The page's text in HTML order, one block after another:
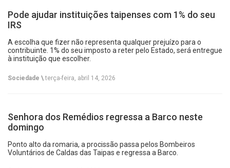
Pode ajudar instituições taipenses com 1% do seu
IRS
A escolha que fizer não representa qualquer prejuízo para o
contribuinte. 1% do seu imposto a reter pelo Estado, será entregue
à instituição que escolher.
Sociedade \terça-feira, abril 14, 2026
Senhora dos Remédios regressa a Barco neste
domingo
Ponto alto da romaria, a procissão passa pelos Bombeiros
Voluntários de Caldas das Taipas e regressa a Barco.